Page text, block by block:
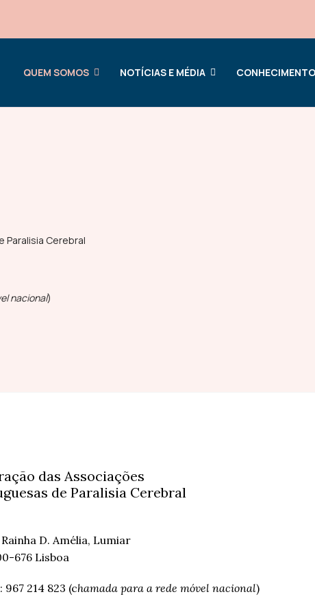
QUEM SOMOS NOTÍCIAS E MÉDIA CONHECIMENTO
Paralisia Cerebral
nacional)
das Associações
de Paralisia Cerebral
Rainha D. Amélia, Lumiar
676 Lisboa
967 214 823 (chamada para a rede móvel nacional)